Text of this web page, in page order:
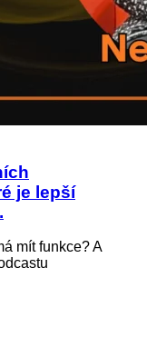
je lepší
mít funkce? A